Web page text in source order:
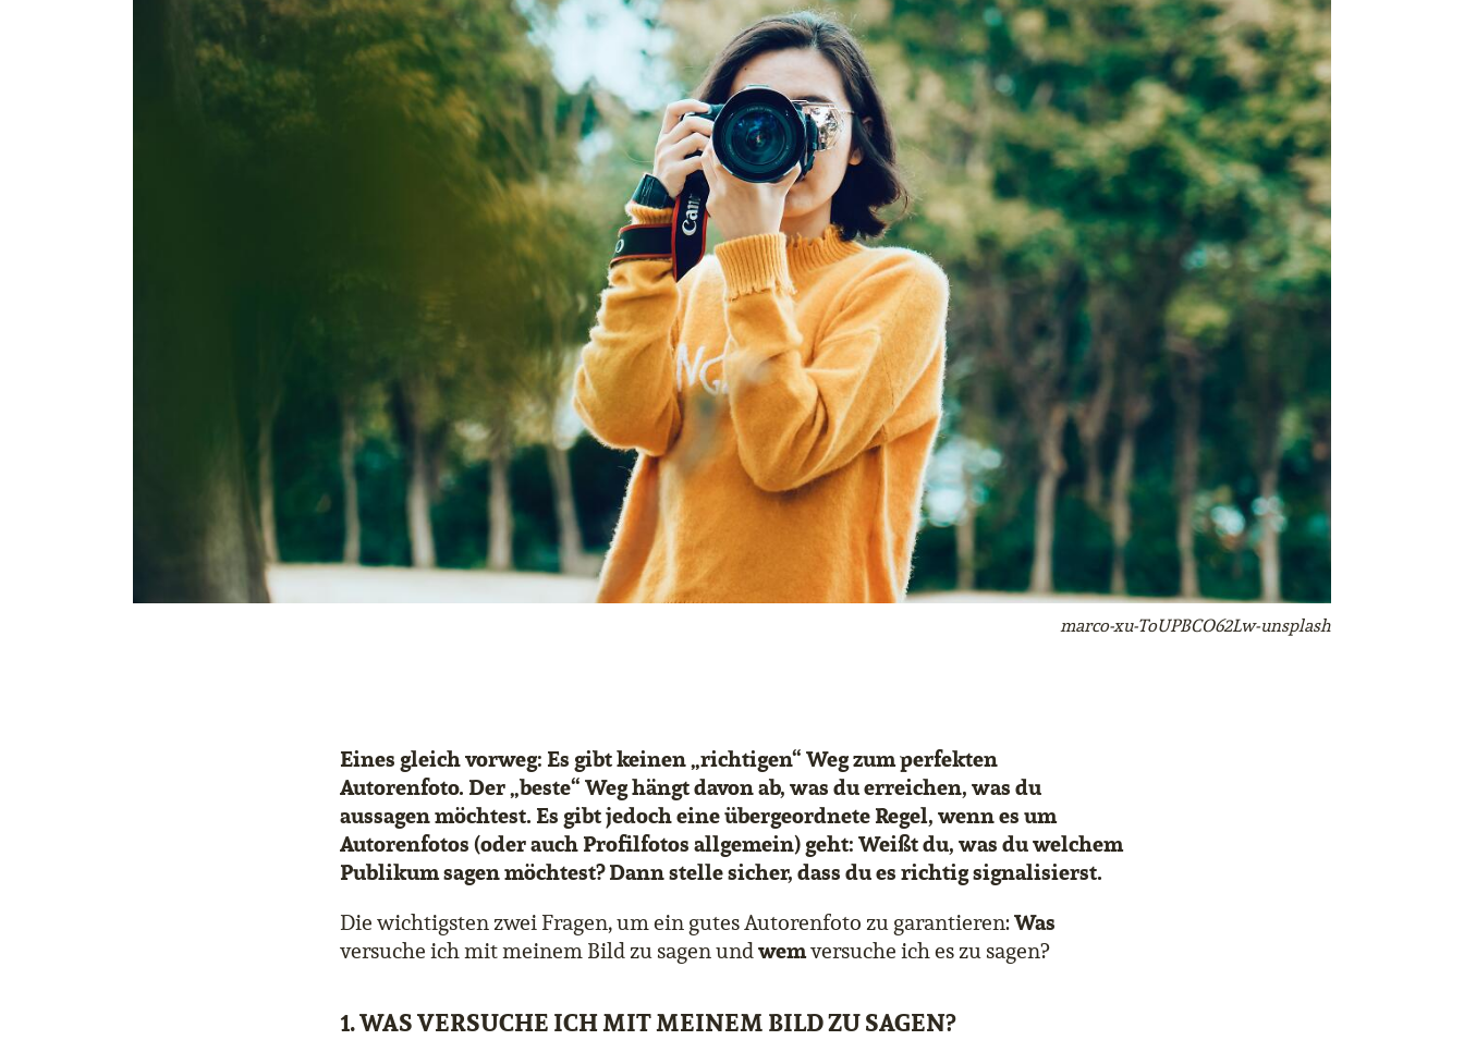
marco-xu-ToUPBCO62Lw-unsplash
Eines gleich vorweg: Es gibt keinen „richtigen“ Weg zum perfekten
Autorenfoto. Der „beste“ Weg hängt davon ab, was du erreichen, was du
aussagen möchtest. Es gibt jedoch eine übergeordnete Regel, wenn es um
Autorenfotos (oder auch Profilfotos allgemein) geht: Weißt du, was du welchem
Publikum sagen möchtest? Dann stelle sicher, dass du es richtig signalisierst.
Die wichtigsten zwei Fragen, um ein gutes Autorenfoto zu garantieren:Was
versuche ich mit meinem Bild zu sagen undwemversuche ich es zu sagen?
1. WAS VERSUCHE ICH MIT MEINEM BILD ZU SAGEN?